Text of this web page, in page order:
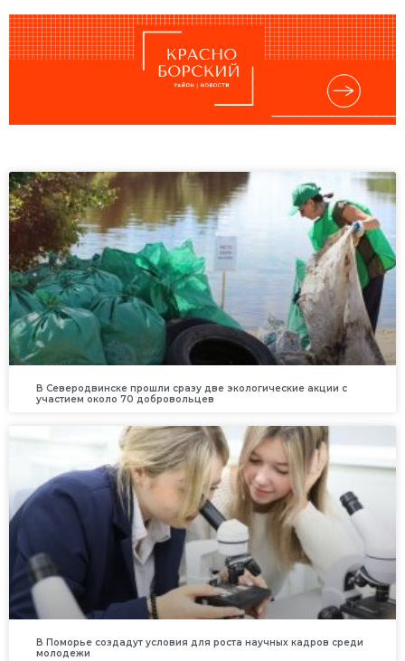
В Северодвинске прошли сразу две экологические акции с
участием около 70 добровольцев
В Поморье создадут условия для роста научных кадров среди
молодежи